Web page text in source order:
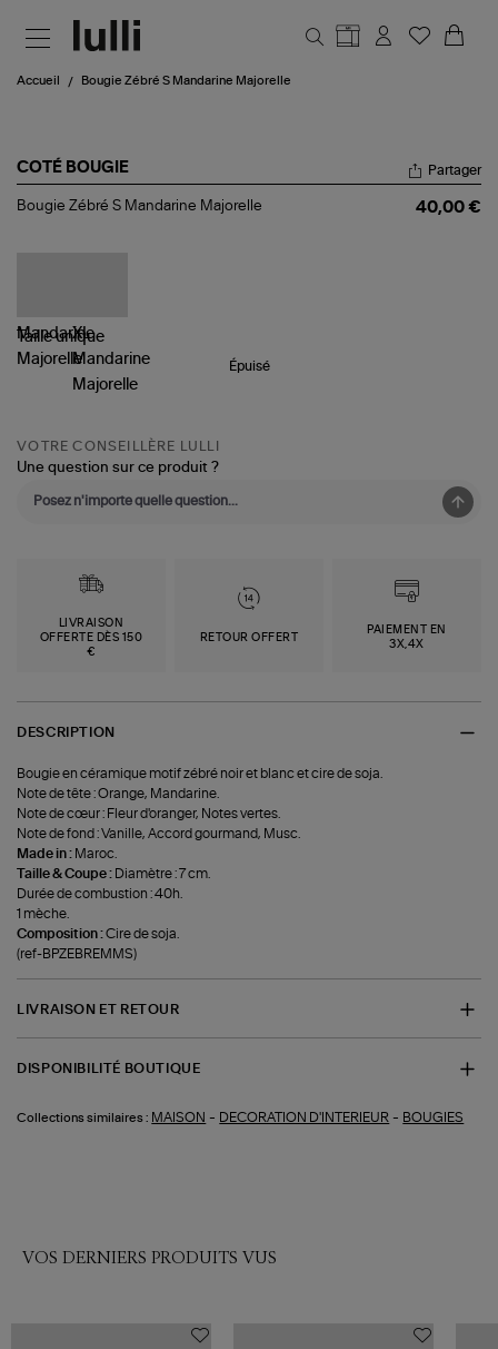
Accueil Bougie Zébré S Mandarine Majorelle
COTÉ BOUGIE
Bougie
Partager
Bougie Zébré S Mandarine Majorelle 40,00 €
Tailleunique
Épuisé
VOTRE CONSEILLÈRE LULLI
Une question sur ce produit ?
LIVRAISON
OFFERTE DÈS 150
€
RETOUR OFFERT
PAIEMENT EN
3X,4X
DESCRIPTION
Bougie en céramique motif zébré noir et blanc et cire de soja.
Note de tête : Orange, Mandarine.
Note de cœur : Fleur d'oranger, Notes vertes.
Note de fond : Vanille, Accord gourmand, Musc.
Made in : Maroc.
Taille & Coupe : Diamètre : 7 cm.
Durée de combustion : 40h.
1 mèche.
Composition :Cire de soja.
(ref-BPZEBREMMS)
LIVRAISON ET RETOUR
DISPONIBILITÉ BOUTIQUE
Collections similaires : MAISON - DECORATION D'INTERIEUR - BOUGIES
VOS DERNIERS PRODUITS VUS